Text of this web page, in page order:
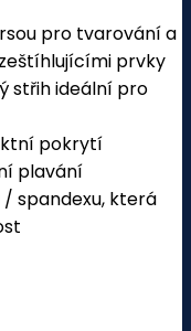
pro tvarování a
prvky
střih ideální pro
pokrytí
plavání
spandexu, která